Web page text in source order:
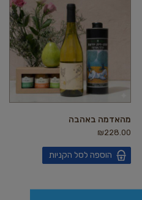
מהאדמה באהבה
₪228.00
הוספה לסל הקניות